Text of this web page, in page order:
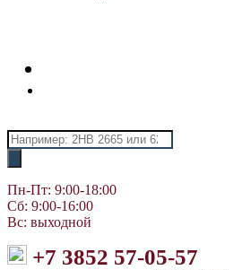
Поиск
товаров
Пн-Пт: 9:00-18:00
Сб: 9:00-16:00
Вс: выходной
+7 3852 57-05-57